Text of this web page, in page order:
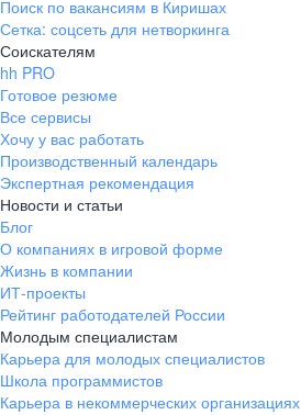
Поиск по вакансиям в Киришах
Сетка: соцсеть для нетворкинга
Соискателям
hh PRO
Готовое резюме
Все сервисы
Хочу у вас работать
Производственный календарь
Экспертная рекомендация
Новости и статьи
Блог
О компаниях в игровой форме
Жизнь в компании
ИТ-проекты
Рейтинг работодателей России
Молодым специалистам
Карьера для молодых специалистов
Школа программистов
Карьера в некоммерческих организациях